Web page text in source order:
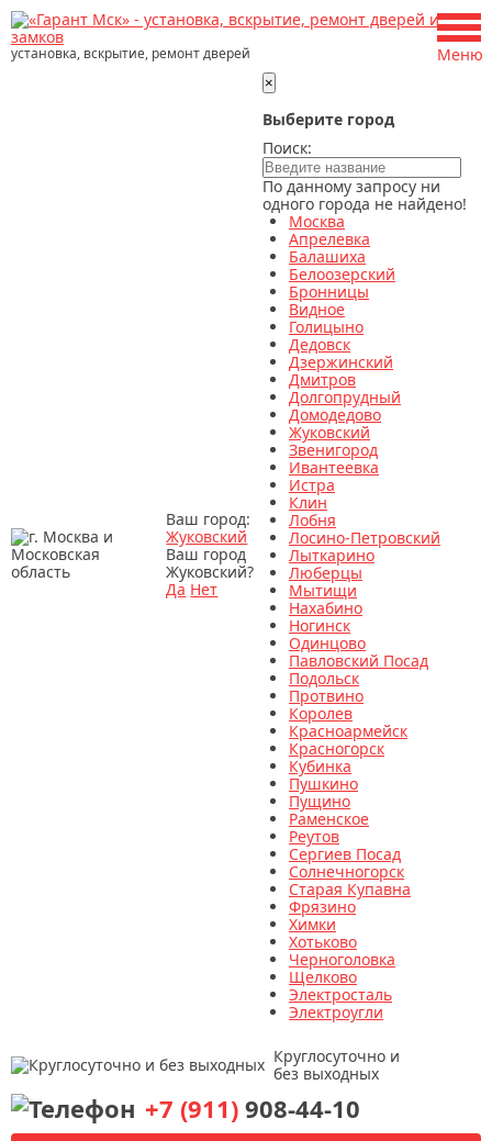
установка, вскрытие, ремонт дверей
Ваш город:
Жуковский
Ваш город
Жуковский?
Да Нет
×
Выберите город
Поиск:
По данному запросу ни
одного города не найдено!
Москва
Апрелевка
Балашиха
Белоозерский
Бронницы
Видное
Голицыно
Дедовск
Дзержинский
Дмитров
Долгопрудный
Домодедово
Жуковский
Звенигород
Ивантеевка
Истра
Клин
Лобня
Лосино-Петровский
Лыткарино
Люберцы
Мытищи
Нахабино
Ногинск
Одинцово
Павловский Посад
Подольск
Протвино
Королев
Красноармейск
Красногорск
Кубинка
Пушкино
Пущино
Раменское
Реутов
Сергиев Посад
Солнечногорск
Старая Купавна
Фрязино
Химки
Хотьково
Черноголовка
Щелково
Электросталь
Электроугли
Круглосуточно и
без выходных
+7 (911) 908-44-10
Меню